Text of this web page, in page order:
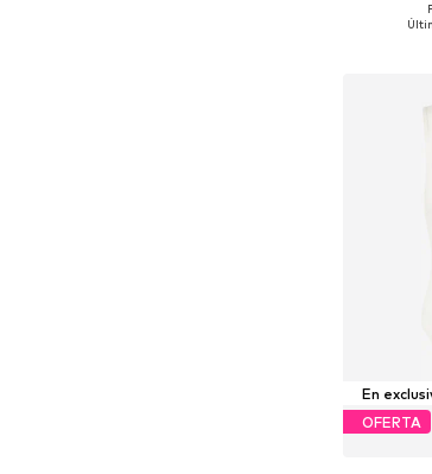
Tallas
En
OFERTA